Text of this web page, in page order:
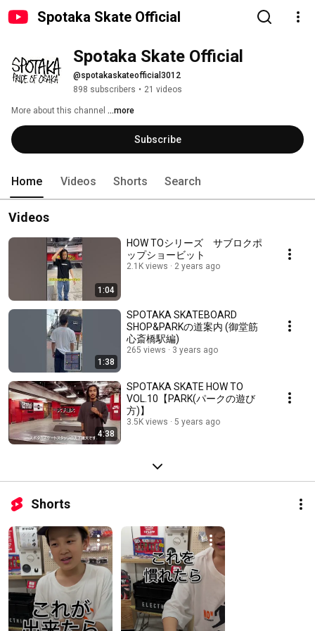
Spotaka Skate Official
Spotaka Skate Official
@spotakaskateofficial3012
898 subscribers • 21 videos
More about this channel ...more
Subscribe
Home Videos Shorts Search
Videos
1:04
HOW TOシリーズ サブロクポ
ップショービット
2.1K views 2 years ago
1:38
SPOTAKA SKATEBOARD
SHOP&PARKの道案内 (御堂筋
心斎橋駅編)
265 views 3 years ago
4:38
SPOTAKA SKATE HOW TO
VOL.10【PARK(パークの遊び
方)】
3.5K views 5 years ago
Shorts